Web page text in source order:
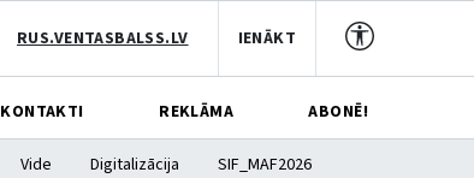
RUS.VENTASBALSS.LV IENĀKT
KONTAKTI REKLĀMA ABONĒ!
Vide Digitalizācija SIF_MAF2026